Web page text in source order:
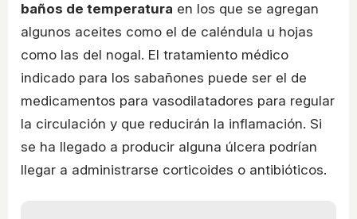
baños de temperatura en los que se agregan
algunos aceites como el de caléndula u hojas
como las del nogal. El tratamiento médico
indicado para los sabañones puede ser el de
medicamentos para vasodilatadores para regular
la circulación y que reducirán la inflamación. Si
se ha llegado a producir alguna úlcera podrían
llegar a administrarse corticoides o antibióticos.